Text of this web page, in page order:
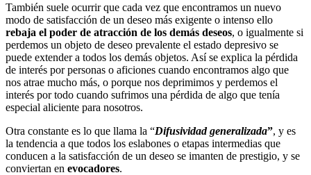
También suele ocurrir que cada vez que encontramos un nuevo
modo de satisfacción de un deseo más exigente o intenso ello
rebaja el poder de atracción de los demás deseos, o igualmente si
perdemos un objeto de deseo prevalente el estado depresivo se
puede extender a todos los demás objetos. Así se explica la pérdida
de interés por personas o aficiones cuando encontramos algo que
nos atrae mucho más, o porque nos deprimimos y perdemos el
interés por todo cuando sufrimos una pérdida de algo que tenía
especial aliciente para nosotros.
Otra constante es lo que llama la “Difusividad generalizada”, y es
la tendencia a que todos los eslabones o etapas intermedias que
conducen a la satisfacción de un deseo se imanten de prestigio, y se
conviertan en evocadores.